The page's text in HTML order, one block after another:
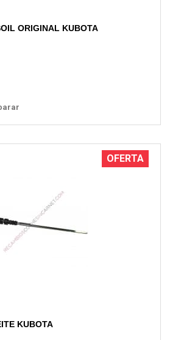
ORIGINAL KUBOTA
OFERTA
KUBOTA